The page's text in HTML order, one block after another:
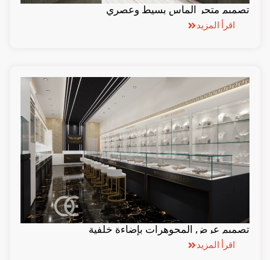
تصميم متجر الماس بسيط وعصري
اقرأ المزيد
تصميم عرض المجوهرات بإضاءة خلفية
اقرأ المزيد